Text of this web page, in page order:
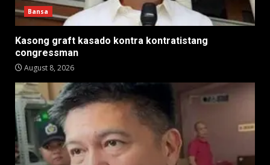
Bansa
Kasong graft kasado kontra kontratistang
congressman
August 8, 2026